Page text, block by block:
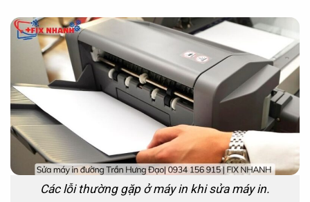
Các lỗi thường gặp ở máy in khi sửa máy in.